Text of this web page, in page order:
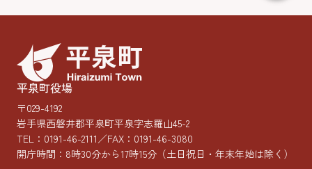
平泉町役場
〒029-4192
岩手県西磐井郡平泉町平泉字志羅山45-2
TEL： 0191-46-2111／FAX：0191-46-3080
開庁時間：8時30分から17時15分 （土日祝日・年末年始は除く）